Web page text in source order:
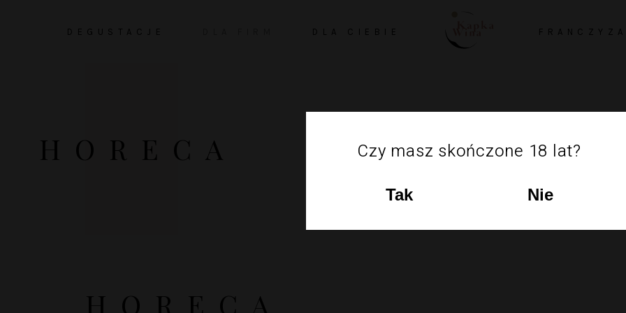
Czy masz skończone 18 lat?
Tak Nie
DEGUSTACJE DLA CIEBIE FRANCZYZA
HORECA
HORECA